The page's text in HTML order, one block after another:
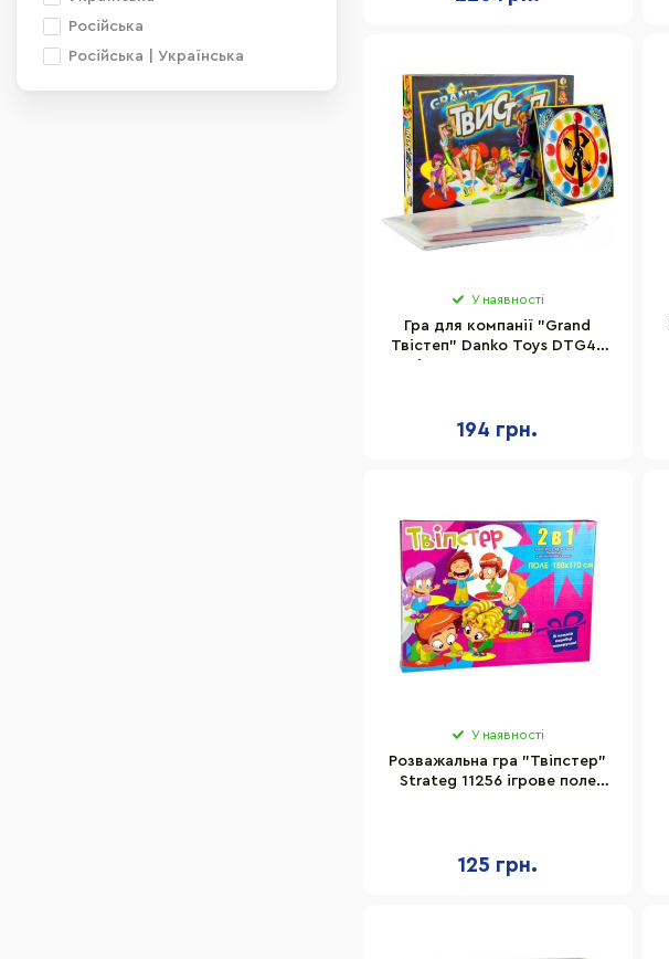
Російська
Російська | Українська
У наявності
Гра для компанії "Grand
Твістеп" Danko Toys DTG46
194 грн.
У наявності
Розважальна гра "Твіпстер"
Strateg 11256 ігрове поле
125 грн.